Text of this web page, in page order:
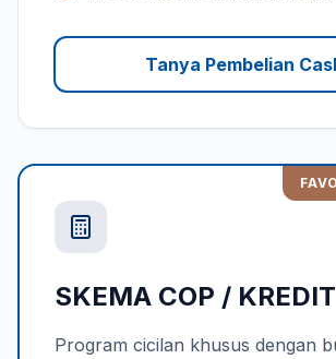
Tanya Pembelian
SKEMA COP / KREDIT
Program cicilan khusus dengan